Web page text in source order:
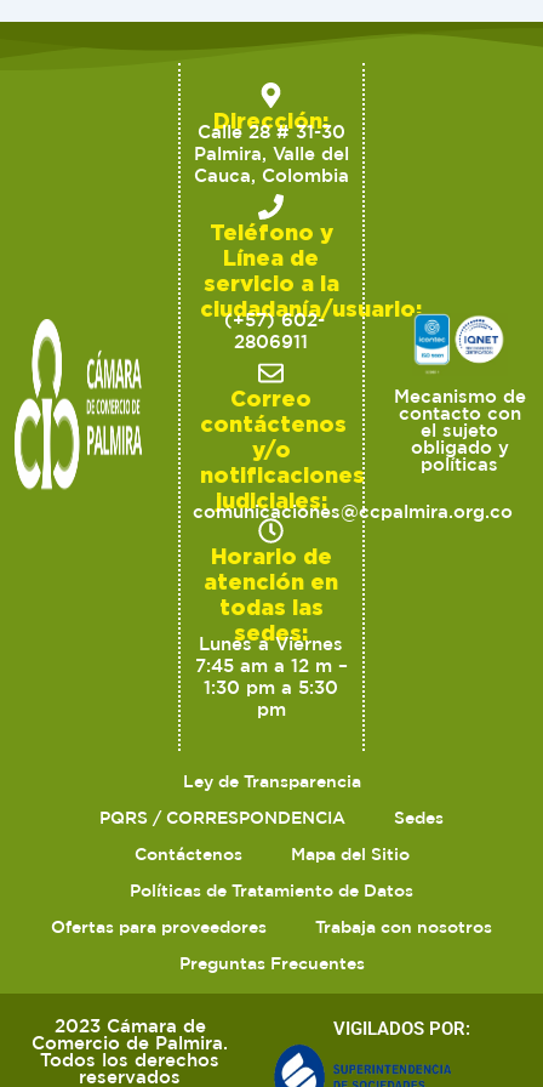
Dirección:
Calle 28 # 31-30
Palmira, Valle del
Cauca, Colombia
Teléfono y
Línea de
servicio a la
ciudadanía/usuario:
(+57) 602-
2806911
Correo
contáctenos
y/o
notificaciones
judiciales:
comunicaciones@ccpalmira.org.co
Horario de
atención en
todas las
sedes:
Lunes a Viernes
7:45 am a 12 m –
1:30 pm a 5:30
pm
Mecanismo de
contacto con
el sujeto
obligado y
políticas
Ley de Transparencia
PQRS / CORRESPONDENCIA
Sedes
Contáctenos
Mapa del Sitio
Políticas de Tratamiento de Datos
Ofertas para proveedores
Trabaja con nosotros
Preguntas Frecuentes
2023 Cámara de
Comercio de Palmira.
Todos los derechos
reservados
VIGILADOS POR: